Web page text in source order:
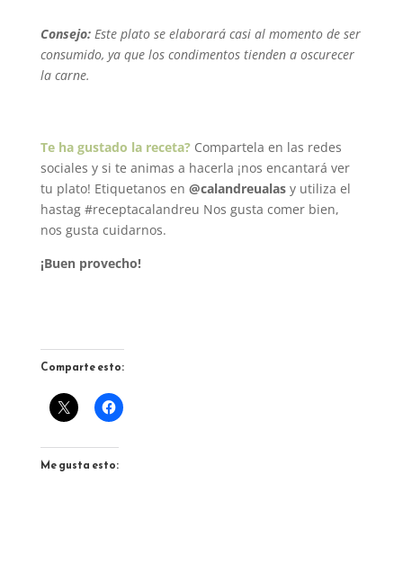
Consejo:Este plato se elaborará casi al momento de ser
consumido, ya que los condimentos tienden a oscurecer
la carne.
Te ha gustado la receta? Compartela en las redes
sociales y si te animas a hacerla ¡nos encantará ver
tu plato! Etiquetanos en @calandreualasy utiliza el
hastag #receptacalandreu Nos gusta comer bien,
nos gusta cuidarnos.
¡Buen provecho!
Comparte esto:
Me gusta esto: